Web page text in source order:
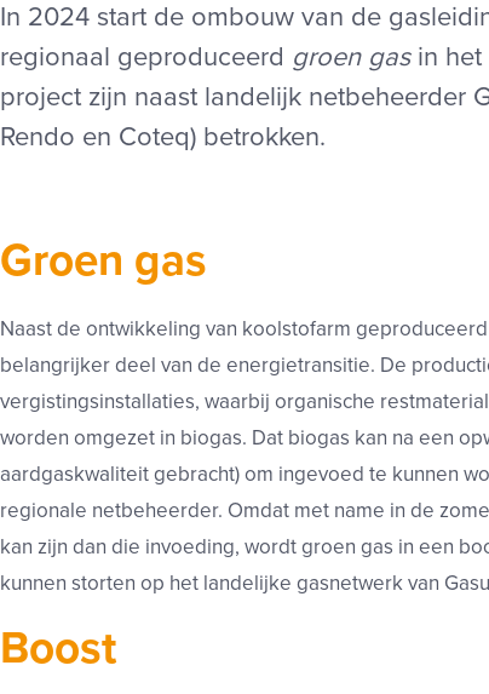
In 2024 start de ombouw van de
regionaal geproduceerd groen gasin het
project zijn naast landelijk netbeheerder
Rendo en Coteq) betrokken.
Groen gas
Naast de ontwikkeling van koolstofarm geproduceerd
belangrijker deel van de energietransitie. De
vergistingsinstallaties, waarbij organische
worden omgezet in biogas. Dat biogas kan na een
aardgaskwaliteit gebracht) om ingevoed te kunnen
regionale netbeheerder. Omdat met name in de
kan zijn dan die invoeding, wordt groen gas in een
kunnen storten op het landelijke gasnetwerk van
Boost